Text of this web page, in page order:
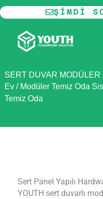
İçeriğe
atla
ŞIMDI
SERT DUVAR MODÜLER
Ev/ Modüler Temiz Oda
Temiz Oda
Sert Panel Yapılı
YOUTH sert duvarlı